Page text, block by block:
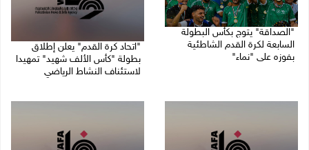
"الصداقة" يتوج بكأس البطولة
السابعة لكرة القدم الشاطئية
بفوزه على "نماء"
"اتحاد كرة القدم" يعلن إطلاق
بطولة "كأس الألف شهيد" تمهيدا
لاستئناف النشاط الرياضي